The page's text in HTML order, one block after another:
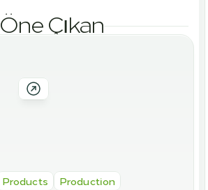
Öne Çıkan
Products Production